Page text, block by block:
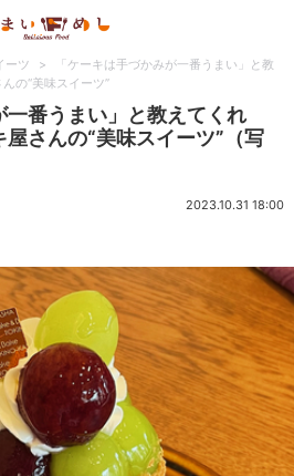
ーツ >
「ケーキは手づかみが一番うまい」と教
の“美味スイーツ”
一番うまい」と教えてくれ
さんの“美味スイーツ”（写
2023.10.31 18:00